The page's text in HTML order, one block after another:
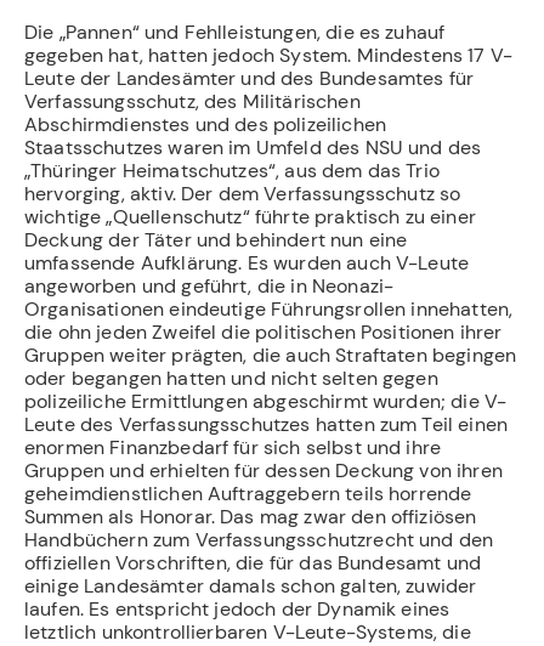
Die „Pannen“ und Fehlleistungen, die es zuhauf
gegeben hat, hatten jedoch System. Mindestens 17 V-
Leute der Landesämter und des Bundesamtes für
Verfassungsschutz, des Militärischen
Abschirmdienstes und des polizeilichen
Staatsschutzes waren im Umfeld des NSU und des
„Thüringer Heimatschutzes“, aus dem das Trio
hervorging, aktiv. Der dem Verfassungsschutz so
wichtige „Quellenschutz“ führte praktisch zu einer
Deckung der Täter und behindert nun eine
umfassende Aufklärung. Es wurden auch V-Leute
angeworben und geführt, die in Neonazi-
Organisationen eindeutige Führungsrollen innehatten,
die ohn jeden Zweifel die politischen Positionen ihrer
Gruppen weiter prägten, die auch Straftaten begingen
oder begangen hatten und nicht selten gegen
polizeiliche Ermittlungen abgeschirmt wurden; die V-
Leute des Verfassungsschutzes hatten zum Teil einen
enormen Finanzbedarf für sich selbst und ihre
Gruppen und erhielten für dessen Deckung von ihren
geheimdienstlichen Auftraggebern teils horrende
Summen als Honorar. Das mag zwar den offiziösen
Handbüchern zum Verfassungsschutzrecht und den
offiziellen Vorschriften, die für das Bundesamt und
einige Landesämter damals schon galten, zuwider
laufen. Es entspricht jedoch der Dynamik eines
letztlich unkontrollierbaren V-Leute-Systems, die